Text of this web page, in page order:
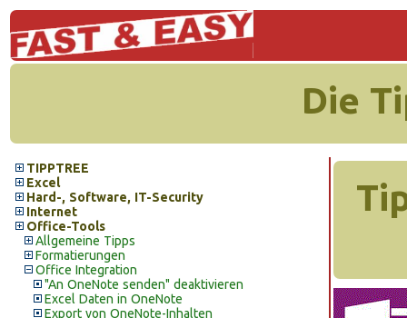
Die
TIPPTREE
Excel
Hard-, Software, IT-Security
Internet
Office-Tools
Allgemeine Tipps
Formatierungen
Office Integration
"An OneNote senden" deaktivieren
Excel Daten in OneNote
Export von OneNote-Inhalten